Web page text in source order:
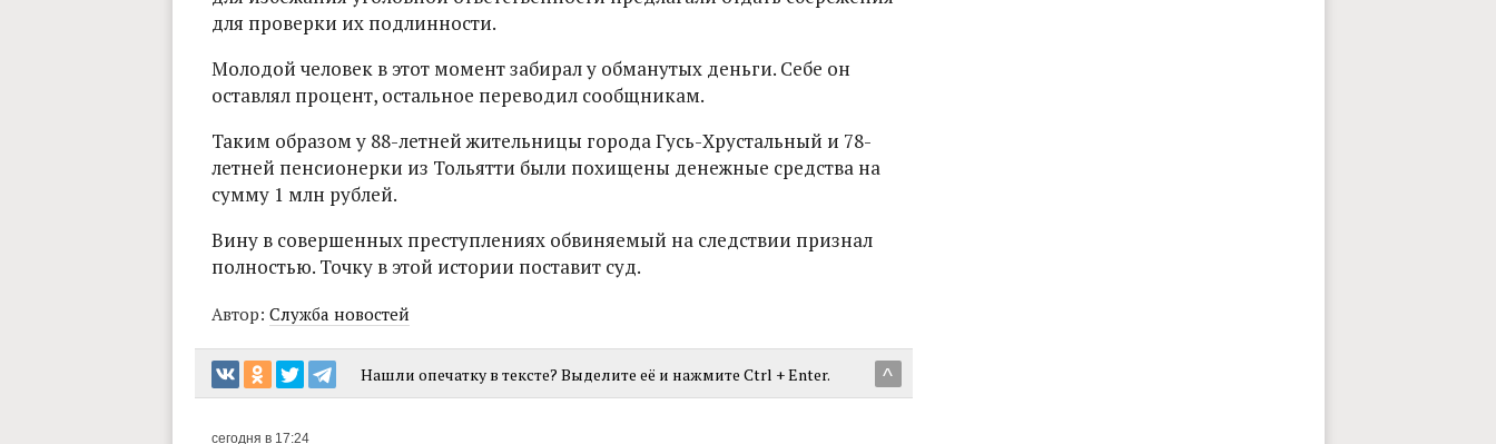
для проверки их подлинности.
Молодой человек в этот момент забирал у обманутых деньги. Себе он
оставлял процент, остальное переводил сообщникам.
Таким образом у 88-летней жительницы города Гусь-Хрустальный и 78-
летней пенсионерки из Тольятти были похищены денежные средства на
сумму 1 млн рублей.
Вину в совершенных преступлениях обвиняемый на следствии признал
полностью. Точку в этой истории поставит суд.
Автор: Служба новостей
^
Нашли опечатку в тексте? Выделите её и нажмите Ctrl + Enter.
сегодня в 17:24